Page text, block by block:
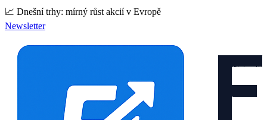
📈 Dnešní trhy: mírný růst akcií v Evropě
Newsletter